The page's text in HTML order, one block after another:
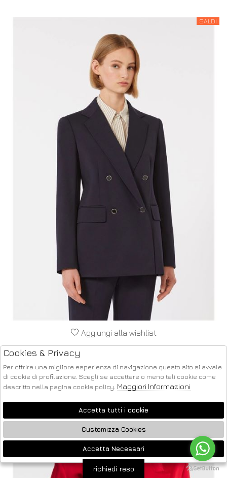
SALDI
Aggiungi alla wishlist
GIACCA DOPPIOPETTO IN JERSEY DI VISCOSA A PUNTO
MILANO. COLOR: BLU. MODELLO: RIVIERA
42
€ 499.00
-50.1% € 249.00
🍪
richiedi reso
Cookies & Privacy
Per offrire una migliore esperienza di navigazione questo sito si avvale
di cookie di profilazione. Scegli se accettare o meno tali cookie come
descritto nella pagina cookie policy. Maggiori Informazioni
Accetta tutti i cookie
Customizza Cookies
Accetta Necessari